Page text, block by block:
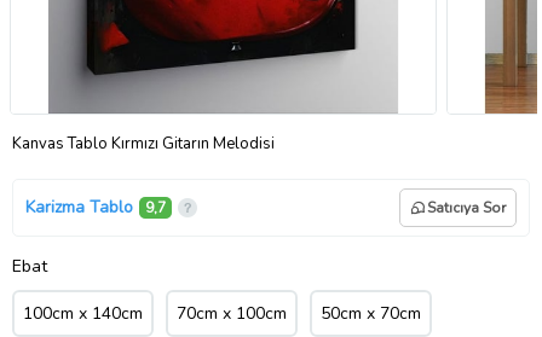
Kanvas Tablo Kırmızı Gitarın Melodisi
Karizma Tablo 9,7 Satıcıya Sor
Ebat
100cm x 140cm 70cm x 100cm 50cm x 70cm